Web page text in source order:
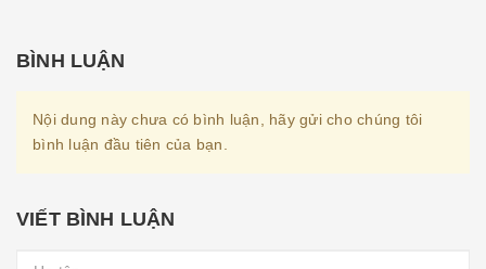
BÌNH LUẬN
Nội dung này chưa có bình luận, hãy gửi cho chúng tôi
bình luận đầu tiên của bạn.
VIẾT BÌNH LUẬN